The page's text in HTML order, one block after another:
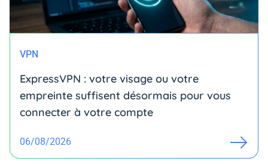
VPN
ExpressVPN : votre visage ou votre
empreinte suffisent désormais pour vous
connecter à votre compte
06/08/2026